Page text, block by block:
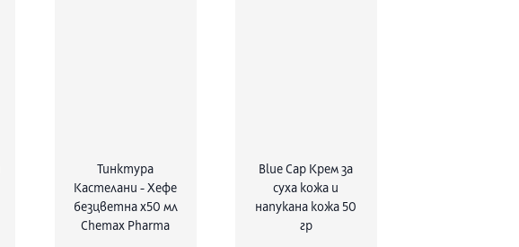
Тинктура
Кастелани - Хефе
безцветна x50 мл
Chemax Pharma
Blue Cap Крем за
суха кожа и
напукана кожа 50
гр